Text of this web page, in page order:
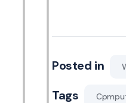
Posted in
Tags